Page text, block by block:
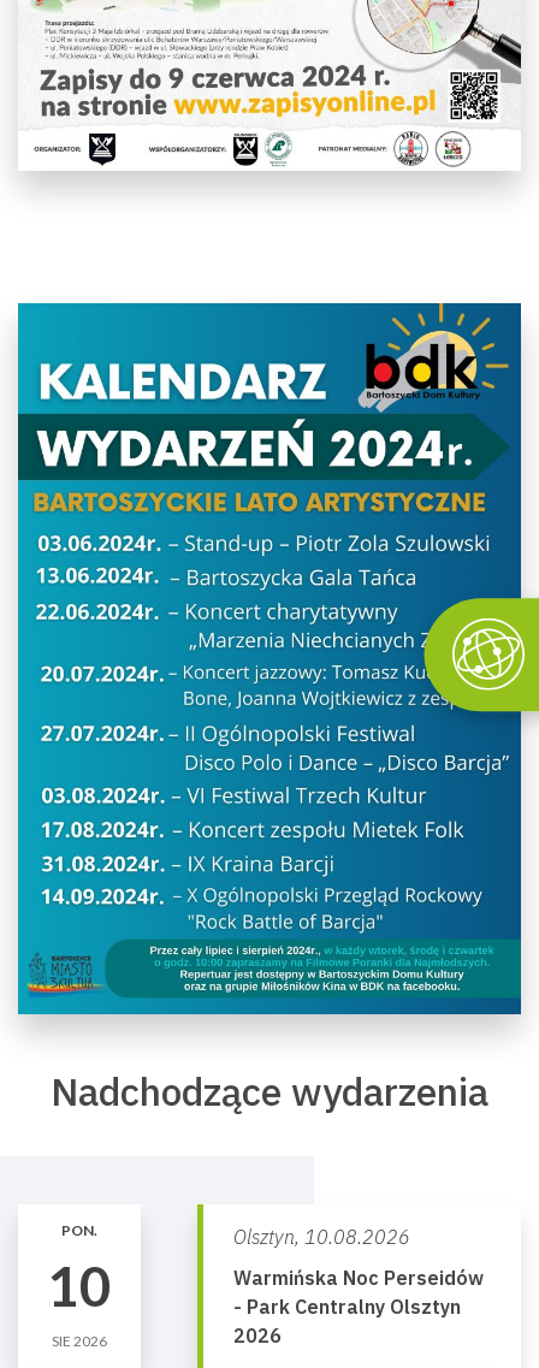
Nadchodzące wydarzenia
PON.
10
SIE 2026
Olsztyn, 10.08.2026
Warmińska Noc Perseidów
- Park Centralny Olsztyn
2026